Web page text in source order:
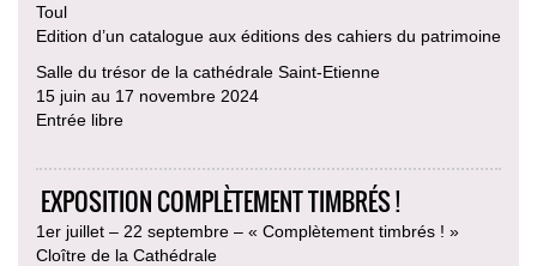
Toul
Edition d’un catalogue aux éditions des cahiers du patrimoine
Salle du trésor de la cathédrale Saint-Etienne
15 juin au 17 novembre 2024
Entrée libre
EXPOSITION COMPLÈTEMENT TIMBRÉS !
1er juillet – 22 septembre – « Complètement timbrés ! »
Cloître de la Cathédrale